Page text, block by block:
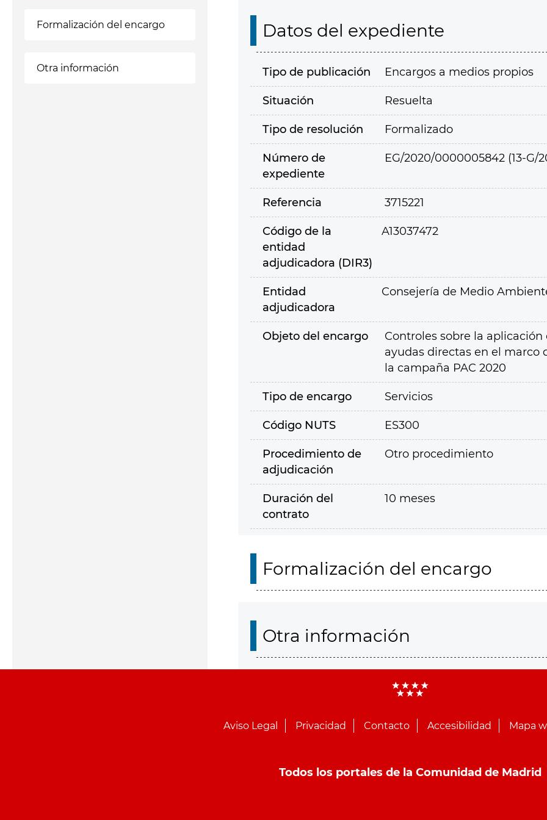
Formalización del encargo
Otra información
Datos del expediente
Tipo de publicación Encargos a medios propios
Situación Resuelta
Tipo de resolución Formalizado
Número de
expediente
EG/2020/0000005842 (13-G/
Referencia 3715221
Código de la
entidad
adjudicadora (DIR3)
A13037472
Entidad
adjudicadora
Consejería de Medio
Objeto del encargo
Controles sobre la
ayudas directas en el marco
la campaña PAC 2020
Tipo de encargo Servicios
Código NUTS ES300
Procedimiento de
adjudicación
Otro procedimiento
Duración del
contrato
10 meses
Formalización del encargo
Otra información
Aviso Legal Privacidad Contacto Accesibilidad Mapa
Todos los portales de la Comunidad de Madrid